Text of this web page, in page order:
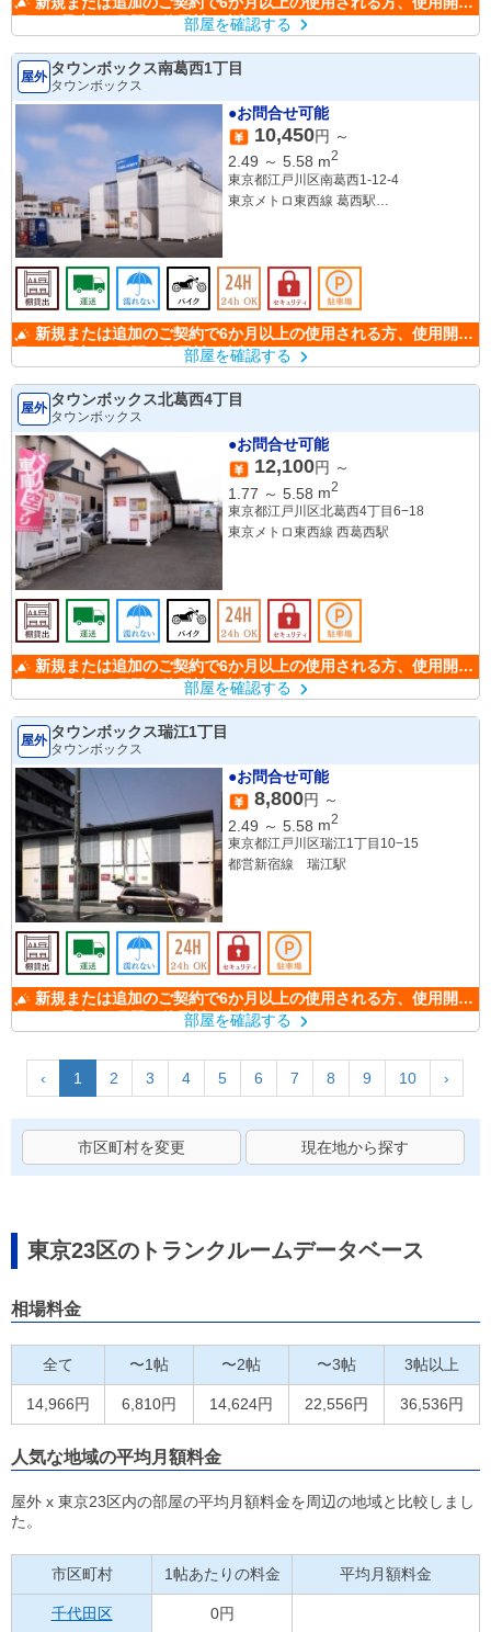
月から最大6か月間の使用料が半額になります。
部屋を確認する
屋外 タウンボックス南葛西1丁目
タウンボックス
●お問合せ可能
10,450円 ～
2.49 ～ 5.58 m2
東京都江戸川区南葛西1-12-4
東京メトロ東西線 葛西駅
月から最大6か月間の使用料が半額になります。
部屋を確認する
屋外 タウンボックス北葛西4丁目
タウンボックス
●お問合せ可能
12,100円 ～
1.77 ～ 5.58 m2
東京都江戸川区北葛西4丁目6−18
東京メトロ東西線 西葛西駅
月から最大6か月間の使用料が半額になります。
部屋を確認する
屋外 タウンボックス瑞江1丁目
タウンボックス
●お問合せ可能
8,800円 ～
2.49 ～ 5.58 m2
東京都江戸川区瑞江1丁目10−15
都営新宿線 瑞江駅
月から最大6か月間の使用料が半額になります。
部屋を確認する
‹ 1 2 3 4 5 6 7 8 9 10 ›
市区町村を変更 現在地から探す
東京23区のトランクルームデータベース
相場料金
全て 〜1帖 〜2帖 〜3帖 3帖以上
14,966円 6,810円 14,624円 22,556円 36,536円
人気な地域の平均月額料金
屋外 x 東京23区内の部屋の平均月額料金を周辺の地域と比較しまし
た。
市区町村 1帖あたりの料金 平均月額料金
千代田区 0円